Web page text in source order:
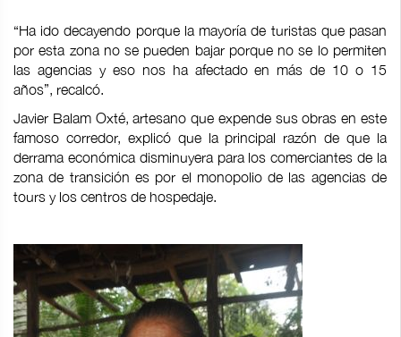
“Ha ido decayendo porque la mayoría de turistas que pasan
por esta zona no se pueden bajar porque no se lo permiten
las agencias y eso nos ha afectado en más de 10 o 15
años”, recalcó.
Javier Balam Oxté, artesano que expende sus obras en este
famoso corredor, explicó que la principal razón de que la
derrama económica disminuyera para los comerciantes de la
zona de transición es por el monopolio de las agencias de
tours y los centros de hospedaje.